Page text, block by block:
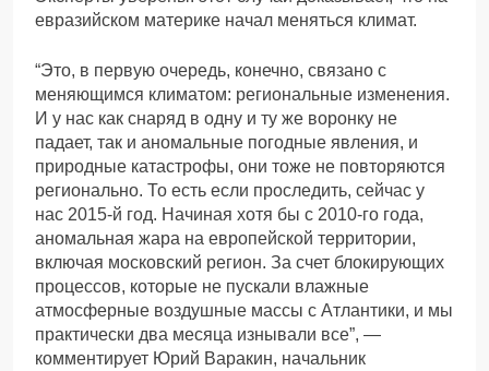
евразийском материке начал меняться климат.
“Это, в первую очередь, конечно, связано с
меняющимся климатом: региональные изменения.
И у нас как снаряд в одну и ту же воронку не
падает, так и аномальные погодные явления, и
природные катастрофы, они тоже не повторяются
регионально. То есть если проследить, сейчас у
нас 2015-й год. Начиная хотя бы с 2010-го года,
аномальная жара на европейской территории,
включая московский регион. За счет блокирующих
процессов, которые не пускали влажные
атмосферные воздушные массы с Атлантики, и мы
практически два месяца изнывали все”, —
комментирует Юрий Варакин, начальник